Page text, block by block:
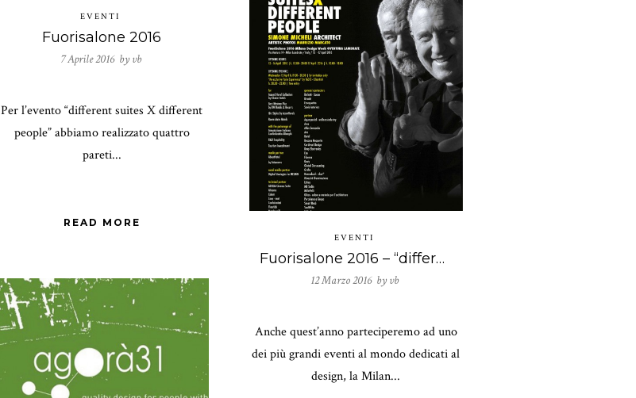
EVENTI
Fuorisalone 2016
7 Aprile 2016 by vb
Per l’evento “different suites X different
people” abbiamo realizzato quattro
pareti...
READ MORE
EVENTI
Fuorisalone 2016 – “different suites X different people”
12 Marzo 2016 by vb
Anche quest’anno parteciperemo ad uno
dei più grandi eventi al mondo dedicati al
design, la Milan...